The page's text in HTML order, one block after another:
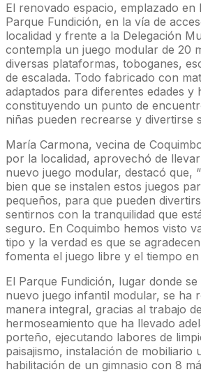
El renovado espacio, emplazado en
Parque Fundición, en la vía de
localidad y frente a la Delegación
contempla un juego modular de 20
diversas plataformas, toboganes,
de escalada. Todo fabricado con
adaptados para diferentes edades y
constituyendo un punto de
niñas pueden recrearse y divertirse
María Carmona, vecina de
por la localidad, aprovechó de
nuevo juego modular, destacó que,
bien que se instalen estos juegos
pequeños, para que pueden
sentirnos con la tranquilidad que
seguro. En Coquimbo hemos visto
tipo y la verdad es que se
fomenta el juego libre y el tiempo en
El Parque Fundición, lugar donde se
nuevo juego infantil modular, se ha
manera integral, gracias al trabajo
hermoseamiento que ha llevado
porteño, ejecutando labores de
paisajismo, instalación de mobiliario
habilitación de un gimnasio con 8